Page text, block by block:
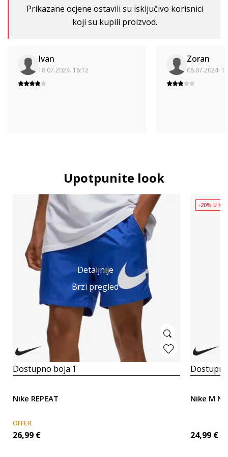
Prikazane ocjene ostavili su isključivo korisnici
koji su kupili proizvod.
Ivan
18.07.2024. 16:12
Zoran
08.07.2024.
Upotpunite look
Detaljnije
Brzi pregled
Dostupno boja:1
Nike REPEAT
OFFER
26,99 €
-20% U
Nike M
24,99 €